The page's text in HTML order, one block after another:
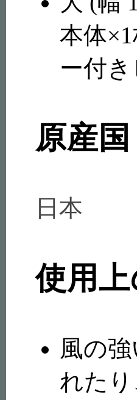
本体
ー付
原産国
日本
使用
風の
れた